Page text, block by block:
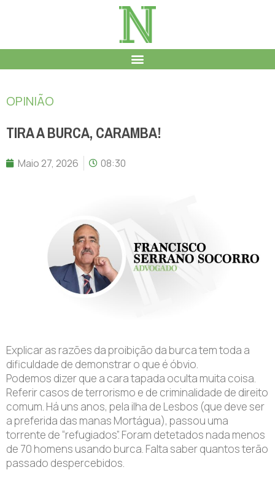
OPINIÃO
TIRA A BURCA, CARAMBA!
Maio 27, 2026 08:30
Explicar as razões da proibição da burca tem toda a
dificuldade de demonstrar o que é óbvio.
Podemos dizer que a cara tapada oculta muita coisa.
Referir casos de terrorismo e de criminalidade de direito
comum. Há uns anos, pela ilha de Lesbos (que deve ser
a preferida das manas Mortágua), passou uma
torrente de “refugiados”. Foram detetados nada menos
de 70 homens usando burca. Falta saber quantos terão
passado despercebidos.